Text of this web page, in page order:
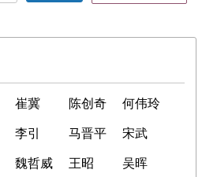
崔冀 陈创奇 何伟玲
李引 马晋平 宋武
魏哲威 王昭 吴晖